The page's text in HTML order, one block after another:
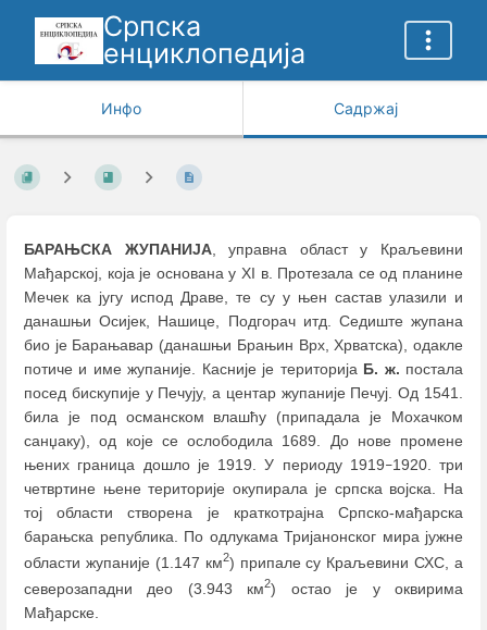
Српска
енциклопедија
Инфо Садржај
БАРАЊСКА ЖУПАНИЈА, управна област у Краљевини
Мађарској, која је основана у XI в. Протезала се од планине
Мечек ка југу испод Драве, те су у њен састав улазили и
данашњи Осијек, Нашице, Подгорач итд. Седиште жупана
био је Барањавар (данашњи Брањин Врх, Хрватска), одакле
потиче и име жупаније. Касније je територија Б. ж. постала
посед бискупије у Печују, а центар жупаније Печуј. Од 1541.
била је под османском влашћу (припадала је Мохачком
санџаку), од које се ослободила 1689. До нове промене
њених граница дошло је 1919. У периоду 1919–1920. три
четвртине њене територије окупирала је српска војска. На
тој области створена је краткотрајна Српско-мађарска
барањска република. По одлукама Тријанонског мира јужне
области жупаније (1.147 км2) припале су Краљевини СХС, а
северозападни део (3.943 км2) остао је у оквирима
Мађарске.